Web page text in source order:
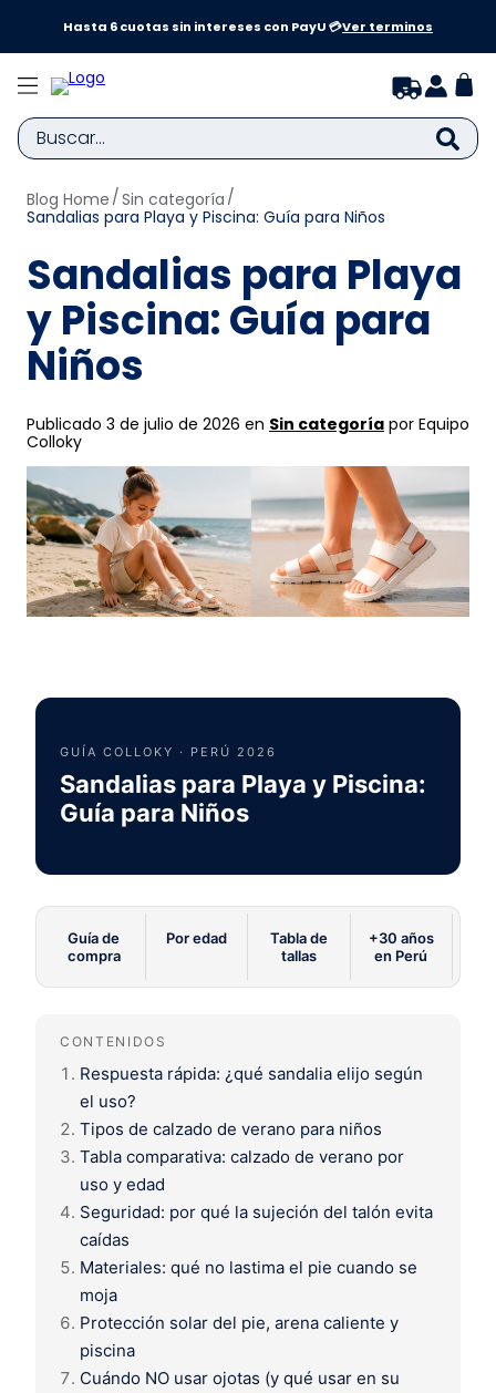
Hasta 6 cuotas sin intereses con PayU 💳Ver terminos
Buscar...
Blog Home Sin categoría
Sandalias para Playa y Piscina: Guía para Niños
Sandalias para Playa
y Piscina: Guía para
Niños
Publicado 3 de julio de 2026 en Sin categoría por Equipo
Colloky
GUÍA COLLOKY · PERÚ 2026
Sandalias para Playa y Piscina:
Guía para Niños
Guía de
compra
Por edad
Tabla de
tallas
+30 años
en Perú
CONTENIDOS
Respuesta rápida: ¿qué sandalia elijo según
el uso?
Tipos de calzado de verano para niños
Tabla comparativa: calzado de verano por
uso y edad
Seguridad: por qué la sujeción del talón evita
caídas
Materiales: qué no lastima el pie cuando se
moja
Protección solar del pie, arena caliente y
piscina
Cuándo NO usar ojotas (y qué usar en su
TÉRMINOS MÁS BUSCADOS
2.
zapatillas niño
3.
medias
4.
sandalias
6.
bebe
7.
sandalias niño
8.
disney
9.
zapatos niña
10. pijama